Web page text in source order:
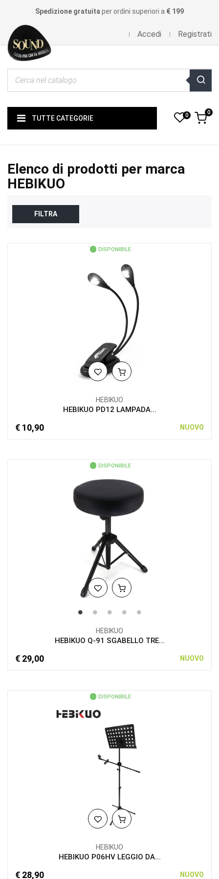
Spedizione gratuita per ordini superiori a € 199
Accedi Registrati
TUTTE CATEGORIE 0 0
Elenco di prodotti per marca
HEBIKUO
FILTRA
DISPONIBILE
HEBIKUO
HEBIKUO PD12 LAMPADA...
€ 10,90 NUOVO
DISPONIBILE
HEBIKUO
HEBIKUO Q-91 SGABELLO TRE...
€ 29,00 NUOVO
DISPONIBILE
HEBIKUO
HEBIKUO P06HV LEGGIO DA...
€ 28,90 NUOVO